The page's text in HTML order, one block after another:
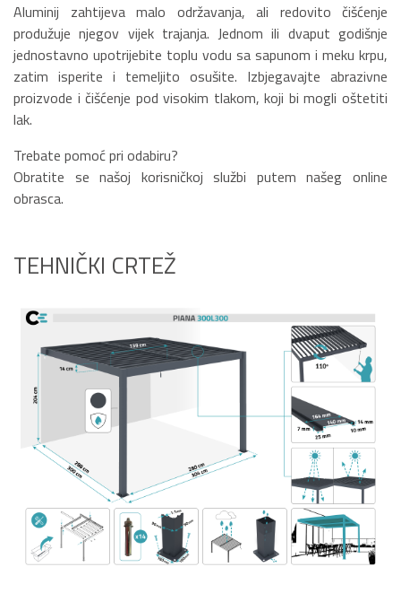
Aluminij zahtijeva malo održavanja, ali redovito čišćenje
produžuje njegov vijek trajanja. Jednom ili dvaput godišnje
jednostavno upotrijebite toplu vodu sa sapunom i meku krpu,
zatim isperite i temeljito osušite. Izbjegavajte abrazivne
proizvode i čišćenje pod visokim tlakom, koji bi mogli oštetiti
lak.
Trebate pomoć pri odabiru?
Obratite se našoj korisničkoj službi putem našeg online
obrasca.
TEHNIČKI CRTEŽ